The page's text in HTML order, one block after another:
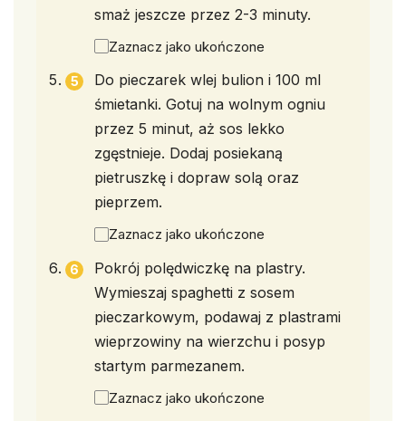
smaż jeszcze przez 2-3 minuty.
Zaznacz jako ukończone
Do pieczarek wlej bulion i 100 ml
śmietanki. Gotuj na wolnym ogniu
przez 5 minut, aż sos lekko
zgęstnieje. Dodaj posiekaną
pietruszkę i dopraw solą oraz
pieprzem.
Zaznacz jako ukończone
Pokrój polędwiczkę na plastry.
Wymieszaj spaghetti z sosem
pieczarkowym, podawaj z plastrami
wieprzowiny na wierzchu i posyp
startym parmezanem.
Zaznacz jako ukończone